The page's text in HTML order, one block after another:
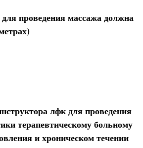
проведения массажа должна
лфк для проведения
терапевтическому больному
и хроническом течении